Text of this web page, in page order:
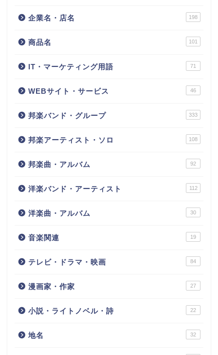
企業名・店名 198
商品名 101
IT・マーケティング用語 71
WEBサイト・サービス 46
邦楽バンド・グループ 333
邦楽アーティスト・ソロ 108
邦楽曲・アルバム 92
洋楽バンド・アーティスト 112
洋楽曲・アルバム 30
音楽関連 19
テレビ・ドラマ・映画 84
漫画家・作家 27
小説・ライトノベル・詩 22
地名 32